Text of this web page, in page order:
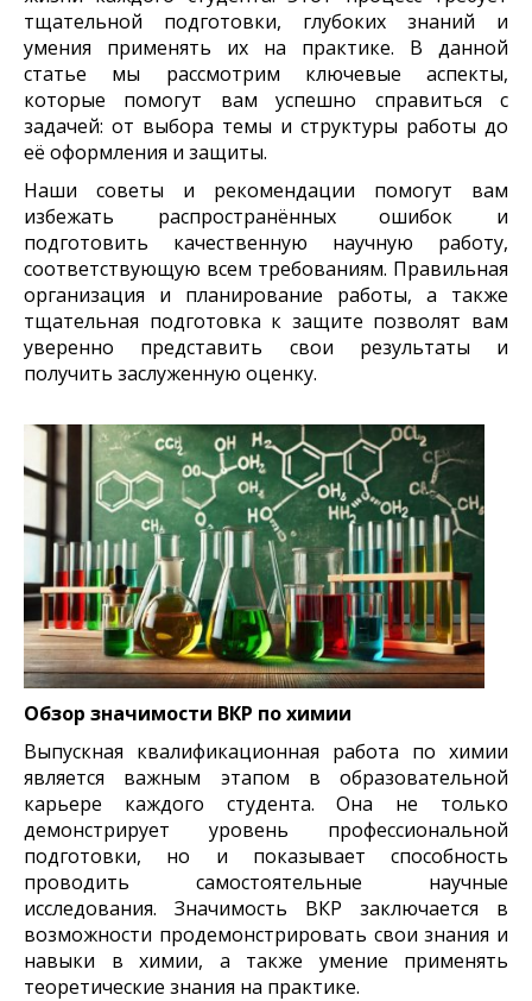
тщательной подготовки, глубоких знаний и
умения применять их на практике. В данной
статье мы рассмотрим ключевые аспекты,
которые помогут вам успешно справиться с
задачей: от выбора темы и структуры работы до
её оформления и защиты.
Наши советы и рекомендации помогут вам
избежать распространённых ошибок и
подготовить качественную научную работу,
соответствующую всем требованиям. Правильная
организация и планирование работы, а также
тщательная подготовка к защите позволят вам
уверенно представить свои результаты и
получить заслуженную оценку.
Обзор значимости ВКР по химии
Выпускная квалификационная работа по химии
является важным этапом в образовательной
карьере каждого студента. Она не только
демонстрирует уровень профессиональной
подготовки, но и показывает способность
проводить самостоятельные научные
исследования. Значимость ВКР заключается в
возможности продемонстрировать свои знания и
навыки в химии, а также умение применять
теоретические знания на практике.